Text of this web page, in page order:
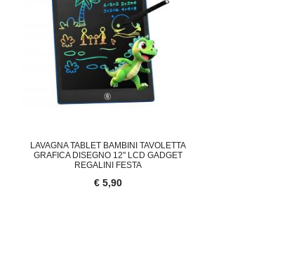
LAVAGNA TABLET BAMBINI TAVOLETTA
GRAFICA DISEGNO 12" LCD GADGET
REGALINI FESTA
€ 5,90